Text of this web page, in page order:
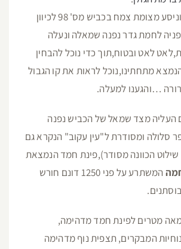
נתחיל את הטיול וניסע מצומת צמח בכביש מס' 98 לכיוון
לחמת גדר נפנה שמאלה ונעלה
לאט ובטוח,תוך כדי נוכל להבחין
מתחתינו,נוכל לראות את קו הגבול
…והגענו למעלה.
העליה מצד שמאל של הכביש נפנה
סלולה ומסודרת ל"עין עקוב" הנקרא גם
שילוט הכוונה מסודר),פינת חמד הנמצאת
המשתרע על פני 1250 דונם חורש
מטרים לפינת חמד מדהימה,
המבקרים, תצפית נוף מדהימה